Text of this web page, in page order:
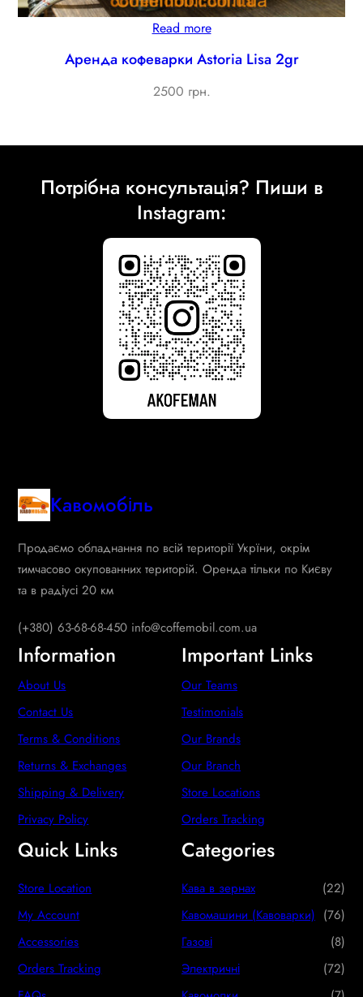
Read more
Аренда кофеварки Astoria Lisa 2gr
2500 грн.
Потрібна консультація? Пиши в
Instagram:
Кавомобіль
Продаємо обладнання по всій території Укрїни, окрім
тимчасово окупованних територій. Оренда тільки по Києву
та в радіусі 20 км
(+380) 63-68-68-450 info@coffemobil.com.ua
Information
About Us
Contact Us
Terms & Conditions
Returns & Exchanges
Shipping & Delivery
Privacy Policy
Important Links
Our Teams
Testimonials
Our Brands
Our Branch
Store Locations
Orders Tracking
Quick Links
Store Location
My Account
Accessories
Orders Tracking
Categories
Кава в зернах 222
2
p
r
Кавомашини (Кавоварки) 767
6
p
Газові 88
p
Электричні 727